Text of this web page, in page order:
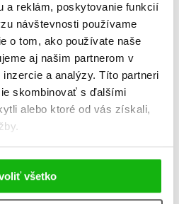
a reklám, poskytovanie funkcií
návštevnosti používame
o tom, ako používate naše
aj našim partnerom v
a analýzy. Títo partneri
skombinovať s ďalšími
alebo ktoré od vás získali,
všetko
Viera Dobiášová
B